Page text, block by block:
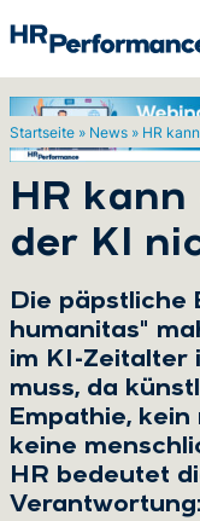
Startseite » News » HR
HR
der KI
Die päpstliche
humanitas"
im KI-Zeitalter
muss, da
Empathie, kein
keine
HR bedeutet